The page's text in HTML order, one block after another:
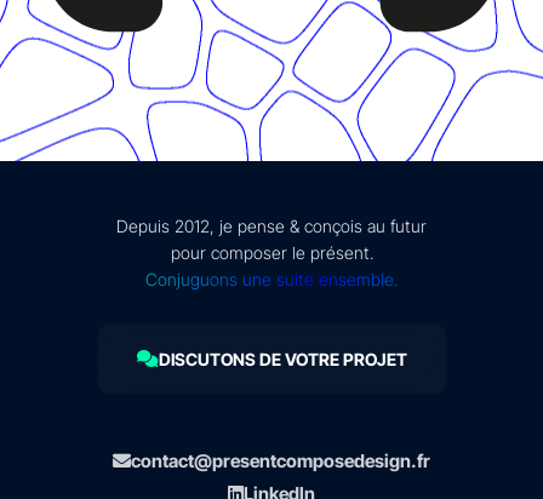
Depuis 2012, je pense & conçois au futur
pour composer le présent.
Conjuguons une suite ensemble.
DISCUTONS DE VOTRE PROJET
contact@presentcomposedesign.fr
LinkedIn